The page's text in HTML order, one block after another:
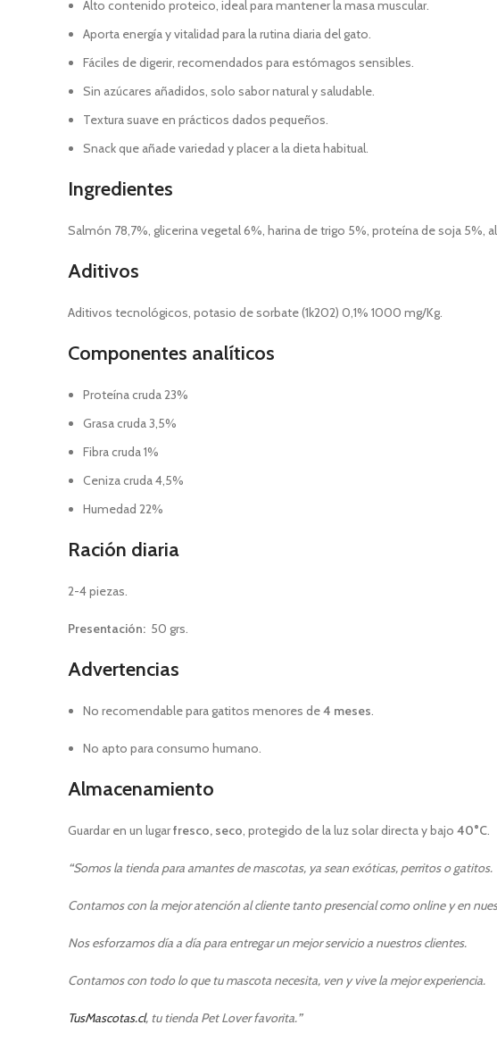
Alto contenido proteico, ideal para mantener la masa muscular.
Aporta energía y vitalidad para la rutina diaria del gato.
Fáciles de digerir, recomendados para estómagos sensibles.
Sin azúcares añadidos, solo sabor natural y saludable.
Textura suave en prácticos dados pequeños.
Snack que añade variedad y placer a la dieta habitual.
Ingredientes
Salmón 78,7%, glicerina vegetal 6%, harina de trigo 5%, proteína de soja 5%,
Aditivos
Aditivos tecnológicos, potasio de sorbate (1k202) 0,1% 1000 mg/Kg.
Componentes analíticos
Proteína cruda 23%
Grasa cruda 3,5%
Fibra cruda 1%
Ceniza cruda 4,5%
Humedad 22%
Ración diaria
2-4 piezas.
Presentación: 50 grs.
Advertencias
No recomendable para gatitos menores de4 meses.
No apto para consumo humano.
Almacenamiento
Guardar en un lugarfresco, seco, protegido de la luz solar directa y bajo 40°C.
“Somos la tienda para amantes de mascotas, ya sean exóticas, perritos o gatitos.
Contamos con la mejor atención al cliente tanto presencial como online y en
Nos esforzamos día a día para entregar un mejor servicio a nuestros clientes.
Contamos con todo lo que tu mascota necesita, ven y vive la mejor experiencia.
TusMascotas.cl, tu tienda Pet Lover favorita.”